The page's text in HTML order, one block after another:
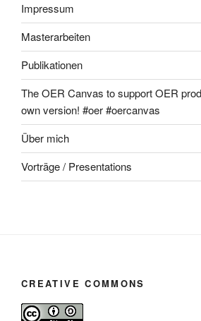
Impressum
Masterarbeiten
Publikationen
The OER Canvas to support OER
own version! #oer #oercanvas
Über mich
Vorträge / Presentations
CREATIVE COMMONS